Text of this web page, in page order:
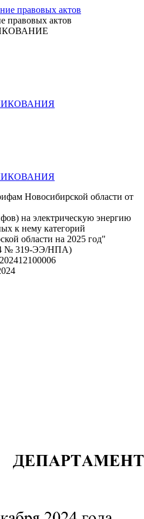
правовых актов
Новосибирской области от
на электрическую энергию
к нему категорий
области на 2025 год"
№ 319-ЭЭ/НПА)